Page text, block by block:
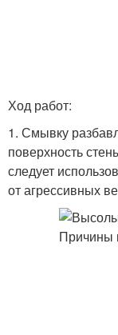
Ход работ:
1. Смывку
поверхность
следует
от агрессивных